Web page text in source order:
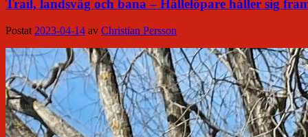
Trail, landsväg och bana – Hällelöpare håller sig
Postat 2023-04-14 av Christian Persson